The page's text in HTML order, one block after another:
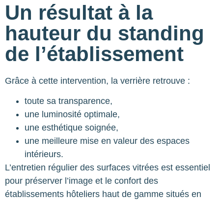
Un résultat à la
hauteur du standing
de l’établissement
Grâce à cette intervention, la verrière retrouve :
toute sa transparence,
une luminosité optimale,
une esthétique soignée,
une meilleure mise en valeur des espaces
intérieurs.
L’entretien régulier des surfaces vitrées est essentiel
pour préserver l’image et le confort des
établissements hôteliers haut de gamme situés en